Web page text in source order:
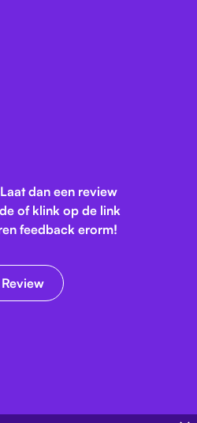
dan een review
of klink op de link
feedback erorm!
Review